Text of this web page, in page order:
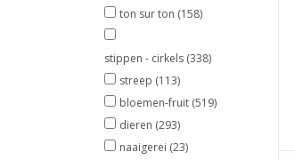
ton sur ton (158)
stippen - cirkels (338)
streep (113)
bloemen-fruit (519)
dieren (293)
naaigerei (23)